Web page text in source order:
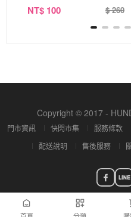
NT$ 100 $ 260
Copyright © 2017 -
門市資訊 快閃市集 服務條款
配送說明
售後服務